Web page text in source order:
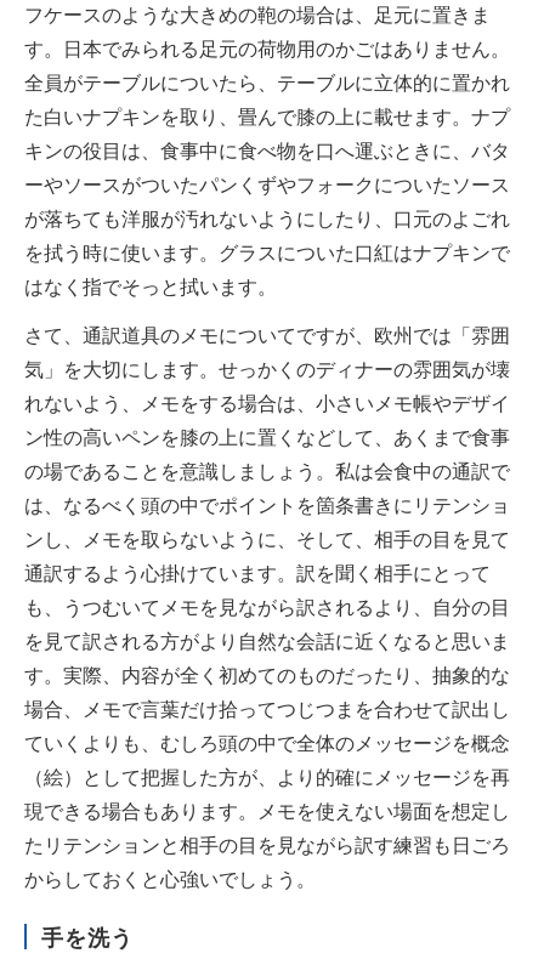
フケースのような大きめの鞄の場合は、足元に置きま
す。日本でみられる足元の荷物用のかごはありません。
全員がテーブルについたら、テーブルに立体的に置かれ
た白いナプキンを取り、畳んで膝の上に載せます。ナプ
キンの役目は、食事中に食べ物を口へ運ぶときに、バタ
ーやソースがついたパンくずやフォークについたソース
が落ちても洋服が汚れないようにしたり、口元のよごれ
を拭う時に使います。グラスについた口紅はナプキンで
はなく指でそっと拭います。
さて、通訳道具のメモについてですが、欧州では「雰囲
気」を大切にします。せっかくのディナーの雰囲気が壊
れないよう、メモをする場合は、小さいメモ帳やデザイ
ン性の高いペンを膝の上に置くなどして、あくまで食事
の場であることを意識しましょう。私は会食中の通訳で
は、なるべく頭の中でポイントを箇条書きにリテンショ
ンし、メモを取らないように、そして、相手の目を見て
通訳するよう心掛けています。訳を聞く相手にとって
も、うつむいてメモを見ながら訳されるより、自分の目
を見て訳される方がより自然な会話に近くなると思いま
す。実際、内容が全く初めてのものだったり、抽象的な
場合、メモで言葉だけ拾ってつじつまを合わせて訳出し
ていくよりも、むしろ頭の中で全体のメッセージを概念
（絵）として把握した方が、より的確にメッセージを再
現できる場合もあります。メモを使えない場面を想定し
たリテンションと相手の目を見ながら訳す練習も日ごろ
からしておくと心強いでしょう。
手を洗う